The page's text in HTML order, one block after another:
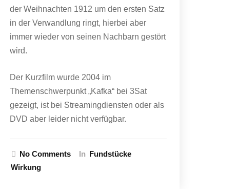
der Weihnachten 1912 um den ersten Satz
in der Verwandlung ringt, hierbei aber
immer wieder von seinen Nachbarn gestört
wird.
Der Kurzfilm wurde 2004 im
Themenschwerpunkt „Kafka“ bei 3Sat
gezeigt, ist bei Streamingdiensten oder als
DVD aber leider nicht verfügbar.
No Comments In Fundstücke
Wirkung